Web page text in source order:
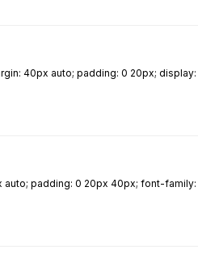
40px auto; padding: 0 20px;
padding: 0 20px 40px; font-